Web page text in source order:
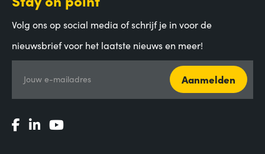
Volg ons op social media of schrijf je in voor de
nieuwsbrief voor het laatste nieuws en meer!
Jouw e-mailadres Aanmelden